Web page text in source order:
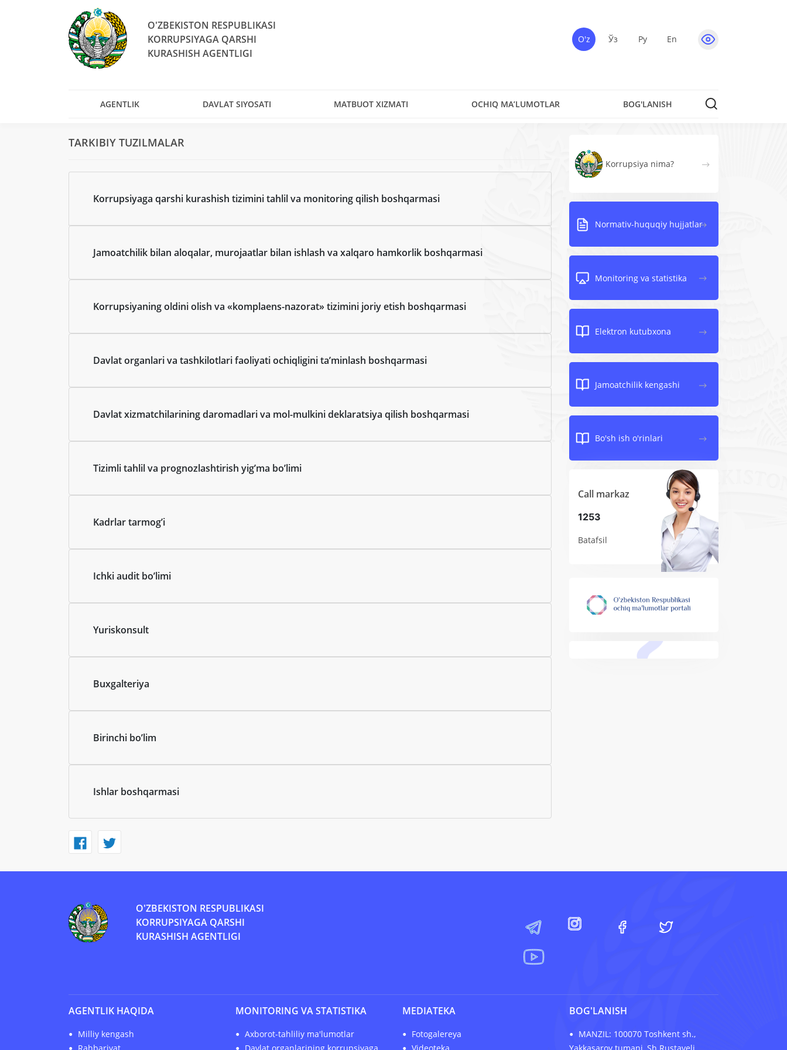
O'ZBEKISTON RESPUBLIKASI
KORRUPSIYAGA QARSHI
KURASHISH AGENTLIGI
O'z Ўз Ру En
AGENTLIK DAVLAT SIYOSATI MATBUOT XIZMATI OCHIQ MA’LUMOTLAR BOG'LANISH
TARKIBIY TUZILMALAR
Korrupsiyaga qarshi kurashish tizimini tahlil va monitoring qilish boshqarmasi
Jamoatchilik bilan aloqalar, murojaatlar bilan ishlash va xalqaro hamkorlik boshqarmasi
Korrupsiyaning oldini olish va «komplaens-nazorat» tizimini joriy etish boshqarmasi
Davlat organlari va tashkilotlari faoliyati ochiqligini taʼminlash boshqarmasi
Davlat xizmatchilarining daromadlari va mol-mulkini deklaratsiya qilish boshqarmasi
Tizimli tahlil va prognozlashtirish yigʼma boʼlimi
Kadrlar tarmogʼi
Ichki audit boʼlimi
Yuriskonsult
Buxgalteriya
Birinchi boʼlim
Ishlar boshqarmasi
Korrupsiya nima?
Normativ-huquqiy hujjatlar
Monitoring va statistika
Elektron kutubxona
Jamoatchilik kengashi
Bo'sh ish o'rinlari
Call markaz
1253
Batafsil
O'ZBEKISTON RESPUBLIKASI
KORRUPSIYAGA QARSHI
KURASHISH AGENTLIGI
AGENTLIK HAQIDA
Milliy kengash
MONITORING VA STATISTIKA
Axborot-tahliliy ma'lumotlar
MEDIATEKA
Fotogalereya
BOG'LANISH
MANZIL: 100070 Toshkent sh.,